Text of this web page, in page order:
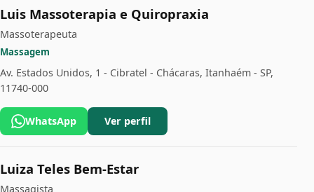
Luis Massoterapia e Quiropraxia
Massoterapeuta
Massagem
Av. Estados Unidos, 1 - Cibratel - Chácaras, Itanhaém - SP,
11740-000
WhatsApp Ver perfil
Luiza Teles Bem-Estar
Massagista